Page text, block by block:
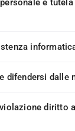
e
difendersi dalle
diritto